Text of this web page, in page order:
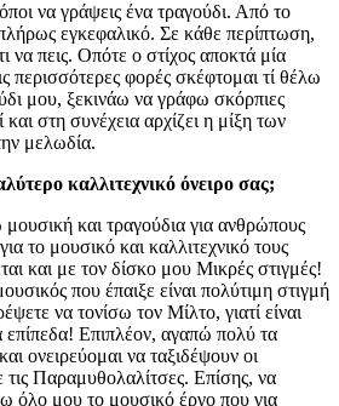
να γράψεις ένα τραγούδι. Από το
εγκεφαλικό. Σε κάθε περίπτωση,
να πεις. Οπότε ο στίχος αποκτά μία
περισσότερες φορές σκέφτομαι τί θέλω
μου, ξεκινάω να γράφω σκόρπιες
και στη συνέχεια αρχίζει η μίξη των
μελωδία.
καλλιτεχνικό όνειρο σας;
και τραγούδια για ανθρώπους
το μουσικό και καλλιτεχνικό τους
και με τον δίσκο μου Μικρές στιγμές!
που έπαιξε είναι πολύτιμη στιγμή
να τονίσω τον Μίλτο, γιατί είναι
επίπεδα! Επιπλέον, αγαπώ πολύ τα
ονειρεύομαι να ταξιδέψουν οι
Παραμυθολαλίτσες. Επίσης, να
όλο μου το μουσικό έργο που για